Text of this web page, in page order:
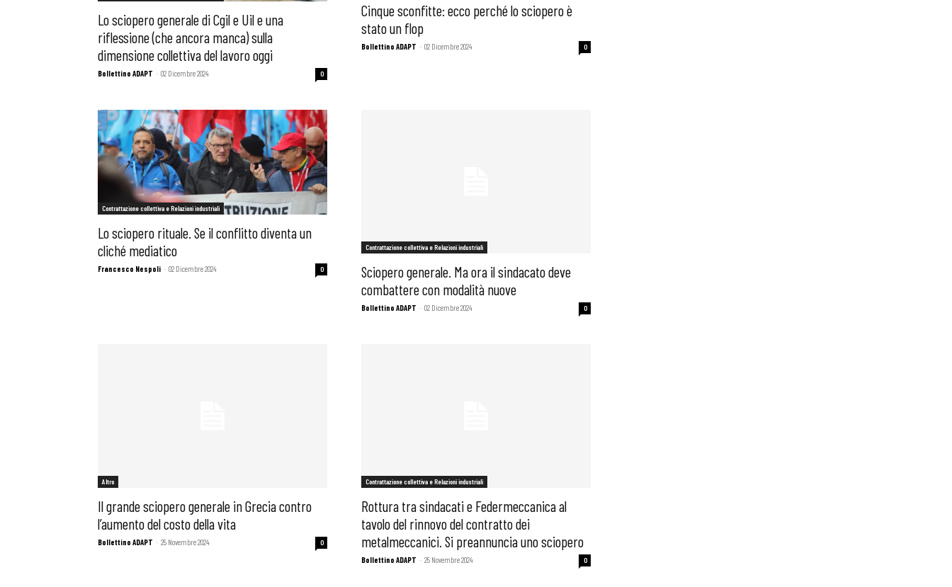
Lo sciopero generale di Cgil e Uil e una
riflessione (che ancora manca) sulla
dimensione collettiva del lavoro oggi
Bollettino ADAPT - 02 Dicembre 2024 0
Cinque sconfitte: ecco perché lo sciopero è
stato un flop
Bollettino ADAPT - 02 Dicembre 2024 0
Contrattazione collettiva e Relazioni industriali
Lo sciopero rituale. Se il conflitto diventa un
cliché mediatico
Francesco Nespoli - 02 Dicembre 2024 0
Contrattazione collettiva e Relazioni industriali
Sciopero generale. Ma ora il sindacato deve
combattere con modalità nuove
Bollettino ADAPT - 02 Dicembre 2024 0
Altro
Il grande sciopero generale in Grecia contro
l’aumento del costo della vita
Bollettino ADAPT - 25 Novembre 2024 0
Contrattazione collettiva e Relazioni industriali
Rottura tra sindacati e Federmeccanica al
tavolo del rinnovo del contratto dei
metalmeccanici. Si preannuncia uno sciopero
Bollettino ADAPT - 25 Novembre 2024 0